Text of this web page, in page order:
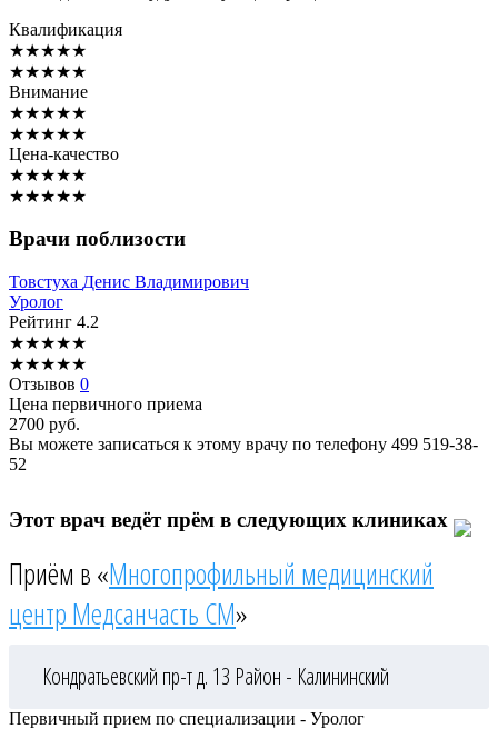
Квалификация
★★★★★
★★★★★
Внимание
★★★★★
★★★★★
Цена-качество
★★★★★
★★★★★
Врачи поблизости
Товстуха Денис Владимирович
Уролог
Рейтинг 4.2
★★★★★
★★★★★
Отзывов 0
Цена первичного приема
2700 руб.
Вы можете записаться к этому врачу по телефону 499 519-38-
52
Этот врач ведёт прём в следующих клиниках
Приём в «Многопрофильный медицинский
центр Медсанчасть СМ»
Кондратьевский пр-т д. 13 Район - Калининский
Первичный прием по специализации - Уролог